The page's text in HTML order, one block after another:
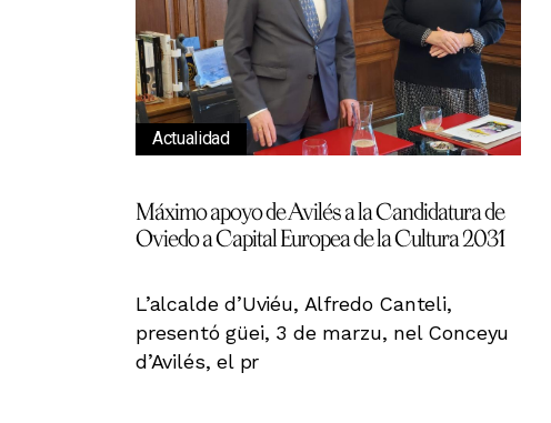
Actualidad
Máximo apoyo de Avilés a la Candidatura de
Oviedo a Capital Europea de la Cultura 2031
L’alcalde d’Uviéu, Alfredo Canteli,
presentó güei, 3 de marzu, nel Conceyu
d’Avilés, el pr